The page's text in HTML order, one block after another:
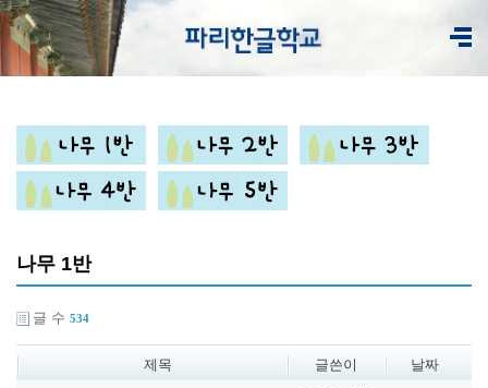
나무 1반
글 수 534
제목 글쓴이 날짜